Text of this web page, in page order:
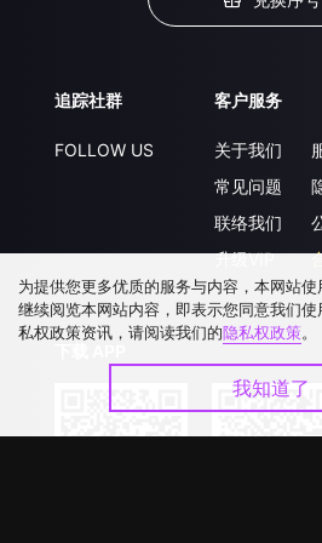
追踪社群
FOLLOW US
客户服务
关于我们
常见问题
联络我们
升级VIP
为提供您更多优质的服务与内容，本网站
继续阅览本网站内容，即表示您同意我们
私权政策资讯，请阅读我们的隐私权政策。
我知道了